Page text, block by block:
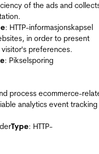
of the ads and
: HTTP-informasjonskapsel
in order to present
preferences.
: Pikselsporing
process ecommerce-
analytics event tracking
Type: HTTP-